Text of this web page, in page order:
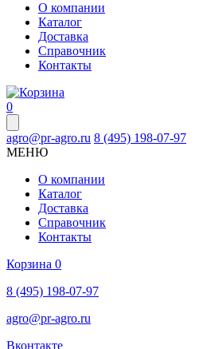
О компании
Каталог
Доставка
Справочник
Контакты
0
agro@pr-agro.ru 8 (495) 198-07-97
МЕНЮ
О компании
Каталог
Доставка
Справочник
Контакты
Корзина 0
8 (495) 198-07-97
agro@pr-agro.ru
Вконтакте